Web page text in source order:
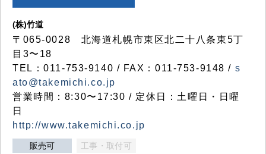
(株)竹道
〒065-0028 北海道札幌市東区北二十八条東5丁
目3〜18
TEL：011-753-9140 / FAX：011-753-9148 / s
ato@takemichi.co.jp
営業時間：8:30〜17:30 / 定休日：土曜日・日曜
日
http://www.takemichi.co.jp
販売可 工事・取付可